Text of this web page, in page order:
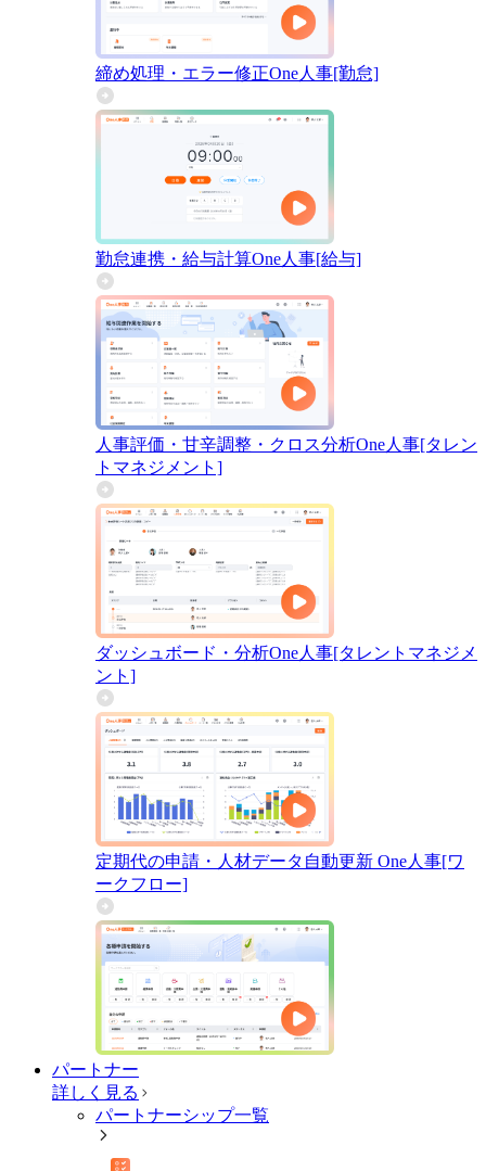
締め処理・エラー修正One人事[勤怠]
勤怠連携・給与計算One人事[給与]
人事評価・甘辛調整・クロス分析One人事[タレン
トマネジメント]
ダッシュボード・分析One人事[タレントマネジメ
ント]
定期代の申請・人材データ自動更新 One人事[ワ
ークフロー]
パートナー
詳しく見る
パートナーシップ一覧